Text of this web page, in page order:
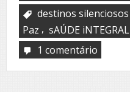
destinos silenciosos
Paz , sAÚDE iNTEGRAL
1 comentário